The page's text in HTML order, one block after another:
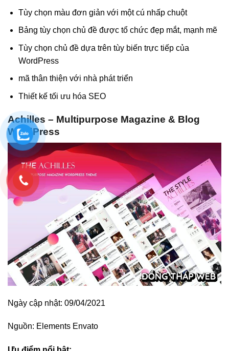
Tùy chọn màu đơn giản với một cú nhấp chuột
Bảng tùy chọn chủ đề được tổ chức đẹp mắt, mạnh mẽ
Tùy chọn chủ đề dựa trên tùy biến trực tiếp của
WordPress
mã thân thiện với nhà phát triển
Thiết kế tối ưu hóa SEO
Achilles – Multipurpose Magazine & Blog
WordPress
Ngày cập nhật: 09/04/2021
Nguồn: Elements Envato